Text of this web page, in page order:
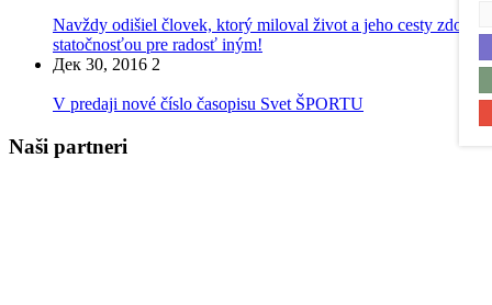
Navždy odišiel človek, ktorý miloval život a jeho cesty zdobil
statočnosťou pre radosť iným!
Дек 30, 2016 2
V predaji nové číslo časopisu Svet ŠPORTU
Naši partneri